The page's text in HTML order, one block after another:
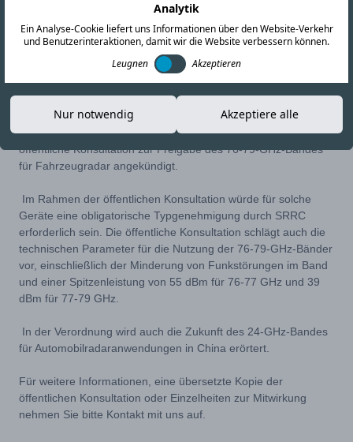
Die State Radio Regulation of China (SRRC) hat eine
öffentliche Konsultation zur Freigabe des 76-79-GHz-Bandes
für Fahrzeugradar angekündigt.
Im Rahmen der öffentlichen Konsultation würde für solche
Geräte eine obligatorische Typgenehmigung durch SRRC
erforderlich sein. Die öffentliche Konsultation schlägt auch die
technischen Parameter für die Nutzung der 76-79-GHz-Bänder
vor, einschließlich der Minderung von Funkstörungen im Band
und einer Spitzenleistung von 55 dBm für 76-77 GHz und 39
dBm für 77-79 GHz.
In der Verordnung wird auch die Zukunft des 24-GHz-Bandes
für Automobilradaranwendungen in China erörtert.
Für weitere Informationen, eine übersetzte Kopie der
öffentlichen Konsultation oder Einzelheiten zur Mitwirkung
nehmen Sie bitte Kontakt mit uns auf.
Analytik
Ein Analyse-Cookie liefert uns Informationen über den Website-Verkehr
und Benutzerinteraktionen, damit wir die Website verbessern können.
Leugnen
Akzeptieren
Nur notwendig Akzeptiere alle